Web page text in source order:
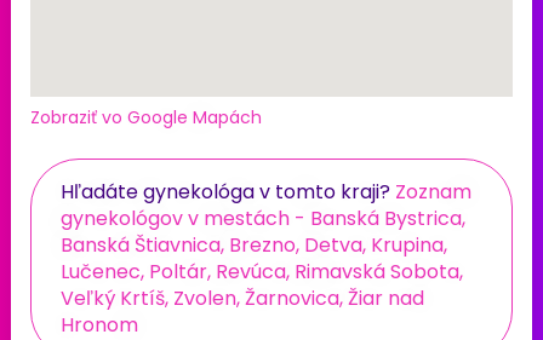
Zobraziť vo Google Mapách
Hľadáte gynekológa v tomto kraji? Zoznam
gynekológov v mestách - Banská Bystrica,
Banská Štiavnica, Brezno, Detva, Krupina,
Lučenec, Poltár, Revúca, Rimavská Sobota,
Veľký Krtíš, Zvolen, Žarnovica, Žiar nad
Hronom